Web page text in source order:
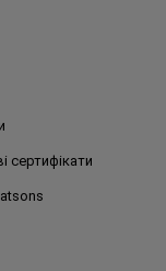
сертифікати